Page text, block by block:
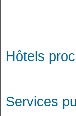
Hôtels
Services